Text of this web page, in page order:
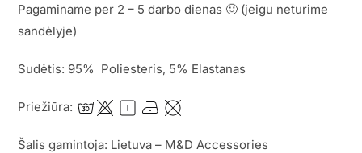
Pagaminame per 2 – 5 darbo dienas 🙂 (jeigu neturime
sandėlyje)
Sudėtis: 95% Poliesteris, 5% Elastanas
Priežiūra:
Šalis gamintoja: Lietuva – M&D Accessories